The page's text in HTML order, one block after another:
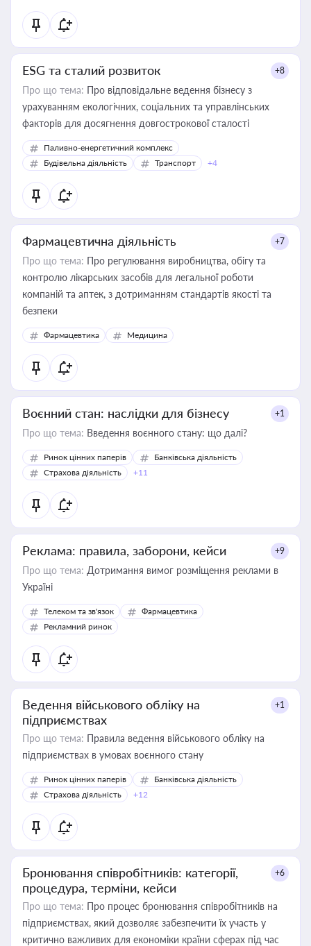
ESG та сталий розвиток +8
Про що тема: Про відповідальне ведення бізнесу з
урахуванням екологічних, соціальних та управлінських
факторів для досягнення довгострокової сталості
Паливно-енергетичний комплекс
Будівельна діяльність
Транспорт +4
Фармацевтична діяльність +7
Про що тема: Про регулювання виробництва, обігу та
контролю лікарських засобів для легальної роботи
компаній та аптек, з дотриманням стандартів якості та
безпеки
Фармацевтика Медицина
Воєнний стан: наслідки для бізнесу +1
Про що тема: Введення воєнного стану: що далі?
Ринок цінних паперів
Банківська діяльність
Страхова діяльність
+11
Реклама: правила, заборони, кейси +9
Про що тема: Дотримання вимог розміщення реклами в
Україні
Телеком та зв'язок
Фармацевтика
Рекламний ринок
Ведення військового обліку на
підприємствах
+1
Про що тема: Правила ведення військового обліку на
підприємствах в умовах воєнного стану
Ринок цінних паперів
Банківська діяльність
Страхова діяльність
+12
Бронювання співробітників: категорії,
процедура, терміни, кейси
+6
Про що тема: Про процес бронювання співробітників на
підприємствах, який дозволяє забезпечити їх участь у
критично важливих для економіки країни сферах під час